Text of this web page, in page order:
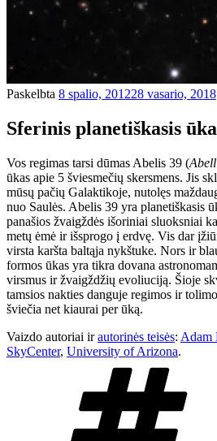
Paskelbta 8 spalio, 201228 vasario, 2018
Sferinis planetiškasis
Vos regimas tarsi dūmas Abelis 39 (
ūkas apie 5 šviesmečių skersmens. Jis
mūsų pačių Galaktikoje, nutolęs
nuo Saulės. Abelis 39 yra planetiškasis
panašios žvaigždės išoriniai sluoksniai
metų ėmė ir išsprogo į erdvę. Vis dar
virsta karšta baltąja nykštuke. Nors ir
formos ūkas yra tikra dovana
virsmus ir žvaigždžių evoliuciją. Šioje
tamsios nakties danguje regimos ir
šviečia net kiaurai per ūką.
Vaizdo autoriai irautorinės teisės: Adam
SkyCenter, University of Arizona.